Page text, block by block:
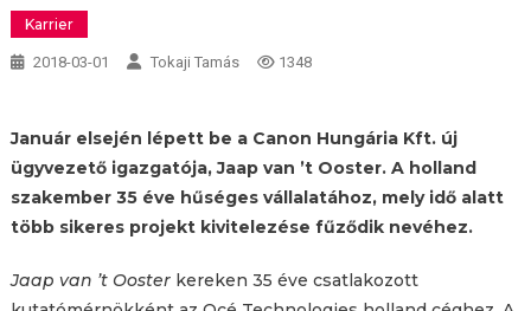
Karrier
2018-03-01 Tokaji Tamás 1348
Január elsején lépett be a Canon Hungária Kft. új
ügyvezető igazgatója, Jaap van ’t Ooster. A holland
szakember 35 éve hűséges vállalatához, mely idő alatt
több sikeres projekt kivitelezése fűződik nevéhez.
Jaap van ’t Oosterkereken 35 éve csatlakozott